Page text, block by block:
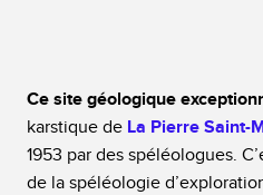
Ce site géologique
karstique de La Pierre Saint-
1953 par des spéléologues.
de la spéléologie